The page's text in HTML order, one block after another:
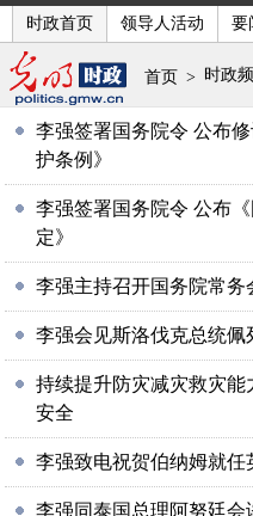
时政首页 领导人活动 要
首页 > 时政
李强签署国务院令 公布
护条例》
李强签署国务院令 公布
定》
李强主持召开国务院常务
李强会见斯洛伐克总统佩
持续提升防灾减灾救灾
安全
李强致电祝贺伯纳姆就任
李强同泰国总理阿努廷会